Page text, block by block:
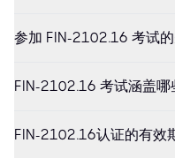
参加 FIN-2102.16 考试
FIN-2102.16 考试涵盖哪
FIN-2102.16认证的有效